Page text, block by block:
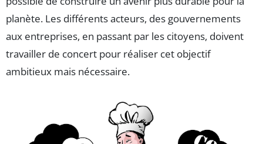
planète. Les différents acteurs, des gouvernements
aux entreprises, en passant par les citoyens, doivent
travailler de concert pour réaliser cet objectif
ambitieux mais nécessaire.